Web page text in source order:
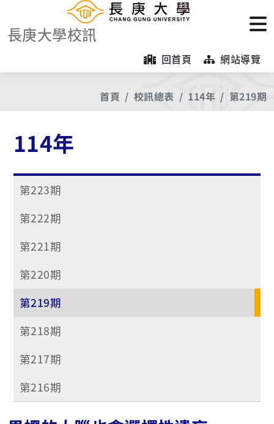
長庚大學校訊
回首頁 網站導覽
首頁 校訊總表 114年 第219期
114年
第223期
第222期
第221期
第220期
第219期
第218期
第217期
第216期